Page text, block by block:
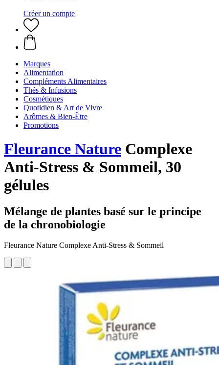
Créer un compte
Marques
Alimentation
Compléments Alimentaires
Thés & Infusions
Cosmétiques
Quotidien & Art de Vivre
Arômes & Bien-Être
Promotions
Fleurance Nature Complexe
Anti-Stress & Sommeil, 30
gélules
Mélange de plantes basé sur le principe
de la chronobiologie
Fleurance Nature Complexe Anti-Stress & Sommeil